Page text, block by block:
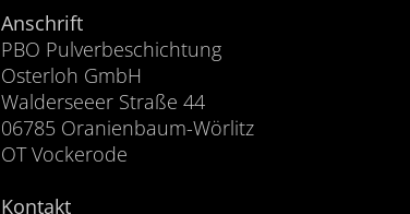
Anschrift
PBO Pulverbeschichtung
Osterloh GmbH
Walderseeer Straße 44
06785 Oranienbaum-Wörlitz
OT Vockerode
Kontakt